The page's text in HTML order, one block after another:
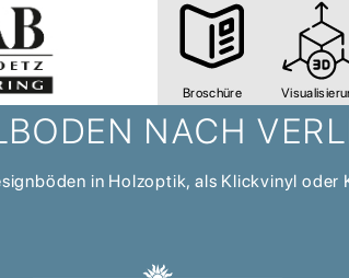
Broschüre
NACH
in Holzoptik, als Klickvinyl